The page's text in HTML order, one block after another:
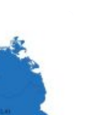
2020 für
für in
mit
der